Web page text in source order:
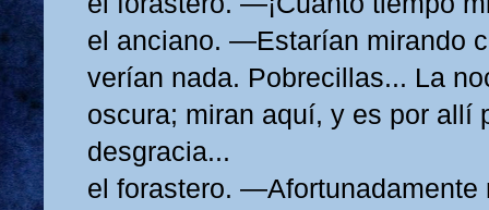
el anciano. —Estarían mirando
verían nada. Pobrecillas... La
oscura; miran aquí, y es por allí
desgracia...
el forastero. —Afortunadamente